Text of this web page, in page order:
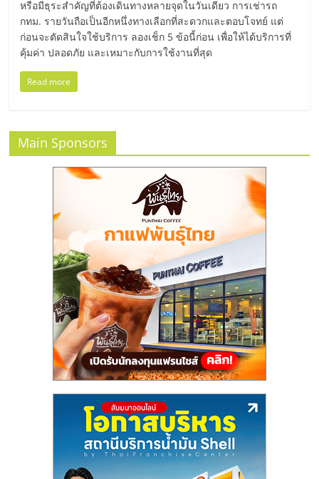
SMEs,
แฟ
ไชส์,
ปรึกษา
แฟ
ไชส์,
รวม
แฟ
หรือมีธุระสำคัญที่ต้องเดินทางหลายจุดในวันเดียว การเช่ารถ
กทม. รายวันถือเป็นอีกหนึ่งทางเลือกที่สะดวกและตอบโจทย์ แต่
ก่อนจะตัดสินใจใช้บริการ ลองเช็ก 5 ข้อนี้ก่อน เพื่อให้ได้บริการที่
คุ้มค่า ปลอดภัย และเหมาะกับการใช้งานที่สุด
Read more
Main Sponsors